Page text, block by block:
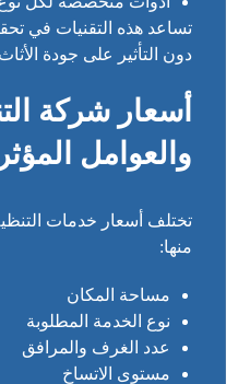
تساعد هذه التقنيات في
دون التأثير على جودة
أسعار شركة
والعوامل
تختلف أسعار خدمات
منها:
مساحة المكان
نوع الخدمة المطلوبة
عدد الغرف والمرافق
مستوى الاتساخ